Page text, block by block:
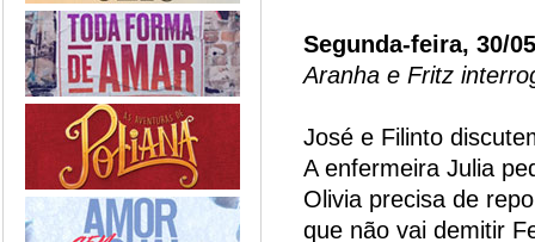
Segunda-feira, 30/
Aranha e Fritz
José e Filinto
A enfermeira Julia
Olivia precisa de
que não vai demitir